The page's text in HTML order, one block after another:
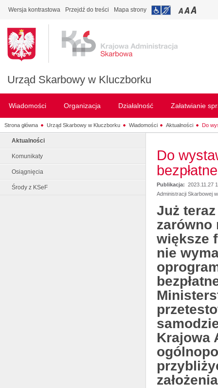
Wersja kontrastowa Przejdź do treści Mapa strony
Urząd Skarbowy w Kluczborku
Wiadomości Organizacja Działalność Załatwianie
Strona główna Urząd Skarbowy w Kluczborku Wiadomości Aktualności Do
Aktualności
Komunikaty
Osiągnięcia
Środy z KSeF
Do
Publikacja: 2023.11.27
Administracji Skarbowej
Już
zarówno
większe
nie
Krajowa